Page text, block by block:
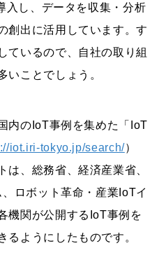
入し、データを収集・分析
創出に活用しています。す
ているので、自社の取り組
いことでしょう。
内のIoT事例を集めた「IoT
iot.iri-tokyo.jp/search/）
は、総務省、経済産業省、
ロボット革命・産業IoTイ
機関が公開するIoT事例を
るようにしたものです。